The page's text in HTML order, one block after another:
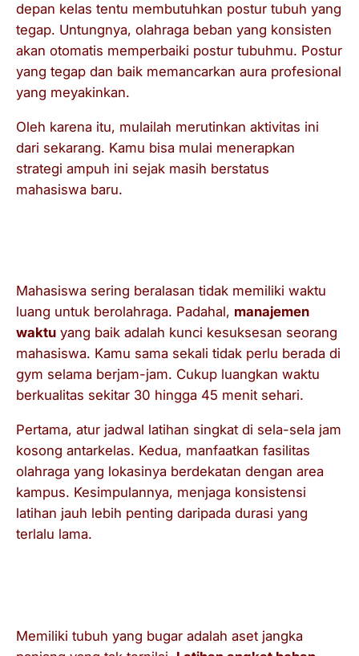
depan kelas tentu membutuhkan postur tubuh yang
tegap. Untungnya, olahraga beban yang konsisten
akan otomatis memperbaiki postur tubuhmu. Postur
yang tegap dan baik memancarkan aura profesional
yang meyakinkan.
Oleh karena itu, mulailah merutinkan aktivitas ini
dari sekarang. Kamu bisa mulai menerapkan
strategi ampuh ini sejak masih berstatus
mahasiswa baru.
Mahasiswa sering beralasan tidak memiliki waktu
luang untuk berolahraga. Padahal, manajemen
waktu yang baik adalah kunci kesuksesan seorang
mahasiswa. Kamu sama sekali tidak perlu berada di
gym selama berjam-jam. Cukup luangkan waktu
berkualitas sekitar 30 hingga 45 menit sehari.
Pertama, atur jadwal latihan singkat di sela-sela jam
kosong antarkelas. Kedua, manfaatkan fasilitas
olahraga yang lokasinya berdekatan dengan area
kampus. Kesimpulannya, menjaga konsistensi
latihan jauh lebih penting daripada durasi yang
terlalu lama.
Memiliki tubuh yang bugar adalah aset jangka